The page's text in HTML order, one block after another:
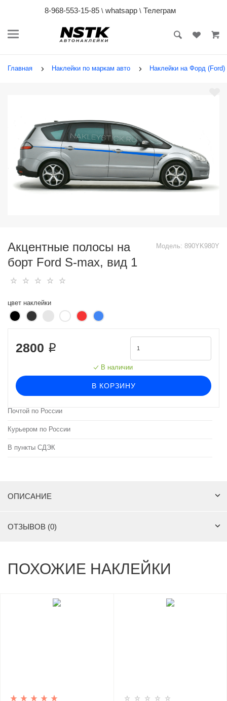
8-968-553-15-85 \ whatsapp\ Телеграм
Главная Наклейки по маркам авто Наклейки на Форд (Ford)
Модель: 890YK980Y
Акцентные полосы на
борт Ford S-max, вид 1
цвет наклейки
2800 ₽
В наличии
В КОРЗИНУ
Почтой по России
Курьером по России
В пункты СДЭК
ОПИСАНИЕ
ОТЗЫВОВ (0)
ПОХОЖИЕ НАКЛЕЙКИ